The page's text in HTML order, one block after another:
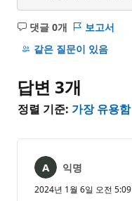
댓글 0개
설
명
음
보고서
같은 질문이 있음
답변 3개
정렬 기준: 가장 유용함
익명
2024년 1월 6일 오전 5:09